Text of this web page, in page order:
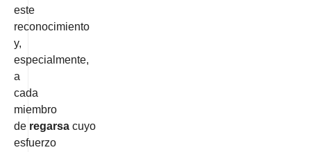
este
reconocimiento
y,
especialmente,
a
cada
miembro
de regarsa cuyo
esfuerzo